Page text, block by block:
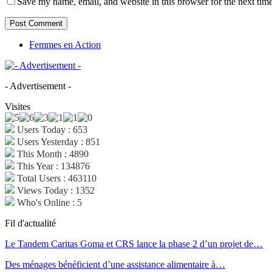
Femmes en Action
- Advertisement -
Visites
Users Today : 653
Users Yesterday : 851
This Month : 4890
This Year : 134876
Total Users : 463110
Views Today : 1352
Who's Online : 5
Fil d'actualité
Le Tandem Caritas Goma et CRS lance la phase 2 d’un projet de…
Des ménages bénéficient d’une assistance alimentaire à…